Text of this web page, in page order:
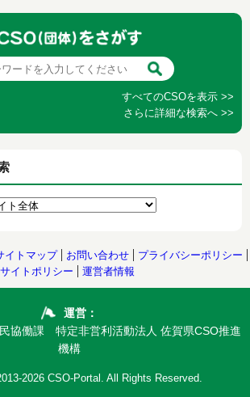
すべてのCSOを表示 >>
さらに詳細な検索へ >>
イトマップ お問い合わせ
プライバシーポリシー
サイトポリシー
運営者情報
運営：
協働課 特定非営利活動法人 佐賀県CSO推進
機構
2026 CSO-Portal. All Rights Reserved.